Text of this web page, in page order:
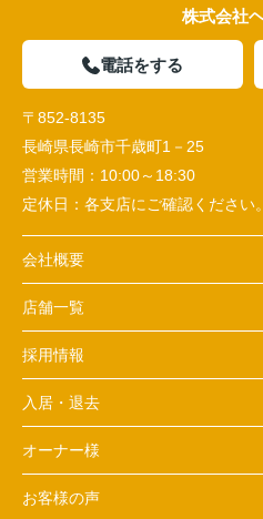
株式会社
電話をする
〒852-8135
長崎県長崎市千歳町1－25
営業時間： 10:00～18:30
定休日： 各支店にご確認ください。
会社概要
店舗一覧
採用情報
入居・退去
オーナー様
お客様の声